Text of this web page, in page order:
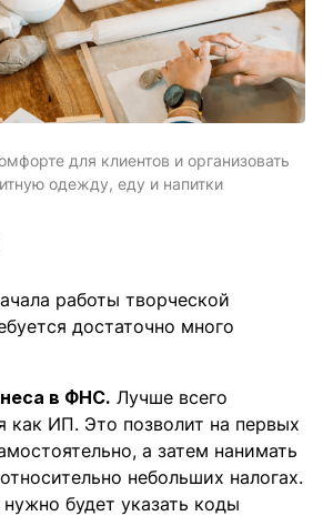
для клиентов и организовать
одежду, еду и напитки
работы творческой
достаточно много
в ФНС. Лучше всего
как ИП. Это позволит на первых
а затем нанимать
небольших налогах.
будет указать коды